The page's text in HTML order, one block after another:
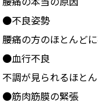
●不良姿勢
腰痛の方のほとんど
●血行不良
不調が見られるほと
●筋肉筋膜の緊張